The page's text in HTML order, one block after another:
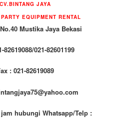
CV.BINTANG JAYA
EQUIPMENT RENTAL
Mustika Jaya Bekasi
82619088/021-82601199
: 021-82619089
hubungi Whatsapp/Telp :